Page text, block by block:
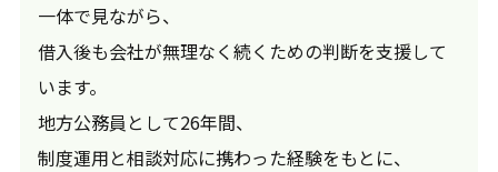
一体で見ながら、
借入後も会社が無理なく続くための判断を支援して
います。
地方公務員として26年間、
制度運用と相談対応に携わった経験をもとに、